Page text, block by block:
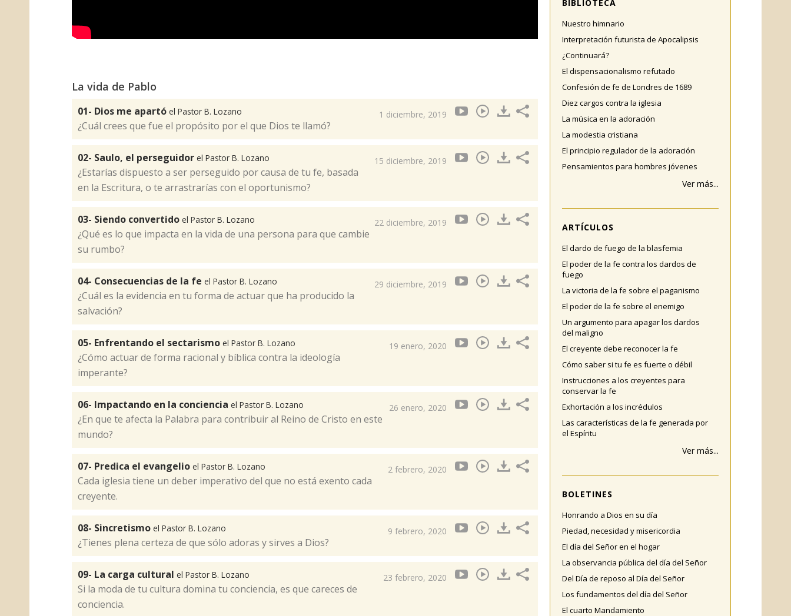
La vida de Pablo
01- Dios me apartó el Pastor B. Lozano 1 diciembre, 2019
¿Cuál crees que fue el propósito por el que Dios te llamó?
02- Saulo, el perseguidor el Pastor B. Lozano 15 diciembre, 2019
¿Estarías dispuesto a ser perseguido por causa de tu fe, basada
en la Escritura, o te arrastrarías con el oportunismo?
03- Siendo convertido el Pastor B. Lozano 22 diciembre, 2019
¿Qué es lo que impacta en la vida de una persona para que cambie
su rumbo?
04- Consecuencias de la fe el Pastor B. Lozano 29 diciembre, 2019
¿Cuál es la evidencia en tu forma de actuar que ha producido la
salvación?
05- Enfrentando el sectarismo el Pastor B. Lozano 19 enero, 2020
¿Cómo actuar de forma racional y bíblica contra la ideología
imperante?
06- Impactando en la conciencia el Pastor B. Lozano 26 enero, 2020
¿En que te afecta la Palabra para contribuir al Reino de Cristo en este
mundo?
07- Predica el evangelio el Pastor B. Lozano 2 febrero, 2020
Cada iglesia tiene un deber imperativo del que no está exento cada
creyente.
08- Sincretismo el Pastor B. Lozano 9 febrero, 2020
¿Tienes plena certeza de que sólo adoras y sirves a Dios?
09- La carga cultural el Pastor B. Lozano 23 febrero, 2020
Si la moda de tu cultura domina tu conciencia, es que careces de
conciencia.
BIBLIOTECA
Nuestro himnario
Interpretación futurista de Apocalipsis
¿Continuará?
El dispensacionalismo refutado
Confesión de fe de Londres de 1689
Diez cargos contra la iglesia
La música en la adoración
La modestia cristiana
El principio regulador de la adoración
Pensamientos para hombres jóvenes
Ver más...
ARTÍCULOS
El dardo de fuego de la blasfemia
El poder de la fe contra los dardos de
fuego
La victoria de la fe sobre el paganismo
El poder de la fe sobre el enemigo
Un argumento para apagar los dardos
del maligno
El creyente debe reconocer la fe
Cómo saber si tu fe es fuerte o débil
Instrucciones a los creyentes para
conservar la fe
Exhortación a los incrédulos
Las características de la fe generada por
el Espíritu
Ver más...
BOLETINES
Honrando a Dios en su día
Piedad, necesidad y misericordia
El día del Señor en el hogar
La observancia pública del día del Señor
Del Día de reposo al Día del Señor
Los fundamentos del día del Señor
El cuarto Mandamiento